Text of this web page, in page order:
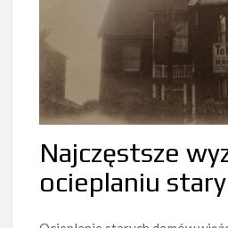
Najczęstsze
ocieplaniu